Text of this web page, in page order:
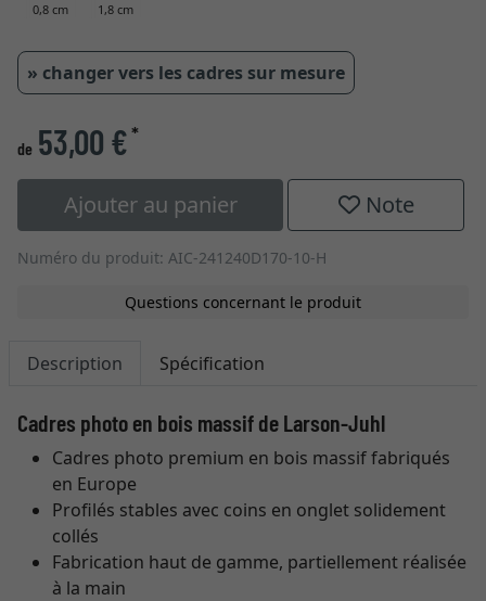
0,8 cm 1,8 cm
» changer vers les cadres sur mesure
de 53,00 €*
Ajouter au panier Note
Numéro du produit: AIC-241240D170-10-H
Questions concernant le produit
Description Spécification
Cadres photo en bois massif de Larson-Juhl
Cadres photo premium en bois massif fabriqués
en Europe
Profilés stables avec coins en onglet solidement
collés
Fabrication haut de gamme, partiellement réalisée
à la main